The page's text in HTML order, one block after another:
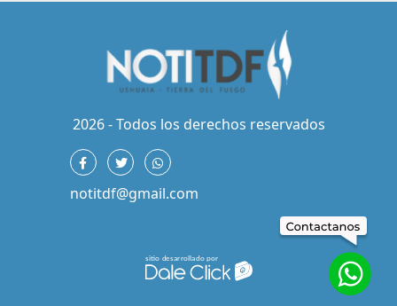
2026 - Todos los derechos reservados
notitdf@gmail.com